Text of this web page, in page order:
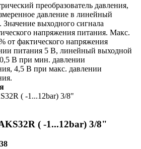
преобразователь давления,
давление в линейный
выходного сигнала
напряжения питания. Макс.
от фактического напряжения
питания 5 В, линейный выходной
В при мин. давлении
4,5 В при макс. давлении
( -1...12bar) 3/8"